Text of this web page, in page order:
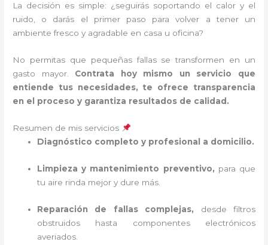
La decisión es simple: ¿seguirás soportando el calor y el
ruido, o darás el primer paso para volver a tener un
ambiente fresco y agradable en casa u oficina?
No permitas que pequeñas fallas se transformen en un
gasto mayor. Contrata hoy mismo un servicio que
entiende tus necesidades, te ofrece transparencia
en el proceso y garantiza resultados de calidad.
Resumen de mis servicios
Diagnóstico completo y profesional a domicilio.
Limpieza y mantenimiento preventivo, para que
tu aire rinda mejor y dure más.
Reparación de fallas complejas, desde filtros
obstruidos hasta componentes electrónicos
averiados.